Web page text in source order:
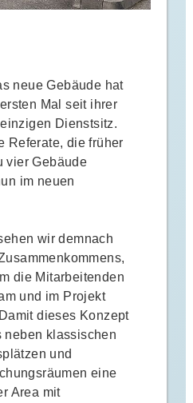
neue Gebäude hat
Mal seit ihrer
Dienstsitz.
Referate, die früher
vier Gebäude
im neuen
wir demnach
die Mitarbeitenden
und im Projekt
dieses Konzept
neben klassischen
und
eine
Area mit